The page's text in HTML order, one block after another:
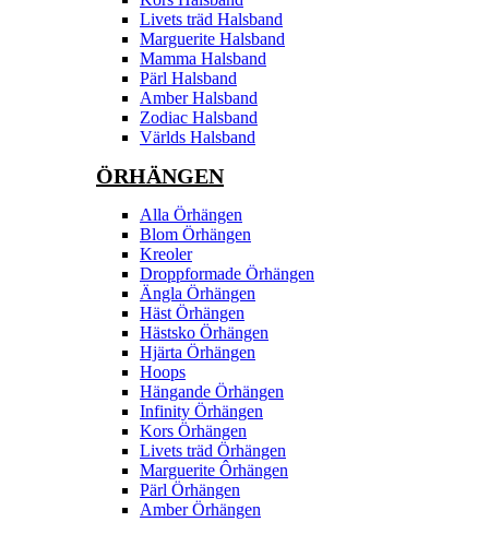
Livets träd Halsband
Marguerite Halsband
Mamma Halsband
Pärl Halsband
Amber Halsband
Zodiac Halsband
Världs Halsband
ÖRHÄNGEN
Alla Örhängen
Blom Örhängen
Kreoler
Droppformade Örhängen
Ängla Örhängen
Häst Örhängen
Hästsko Örhängen
Hjärta Örhängen
Hoops
Hängande Örhängen
Infinity Örhängen
Kors Örhängen
Livets träd Örhängen
Marguerite Ôrhängen
Pärl Örhängen
Amber Örhängen